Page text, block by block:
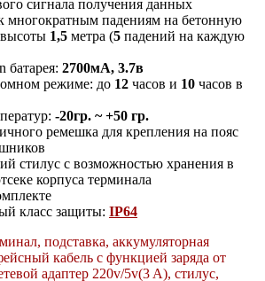
сигнала получения данных
многократным падениям на бетонную
высоты 1,5 метра (5 падений на каждую
батарея: 2700мА, 3.7в
режиме: до 12 часов и 10 часов в
-20гр. ~ +50 гр.
ремешка для крепления на пояс
стилус с возможностью хранения в
корпуса терминала
класс защиты: IP64
подставка, аккумуляторная
кабель c функцией заряда от
адаптер 220v/5v(3 A), стилус,